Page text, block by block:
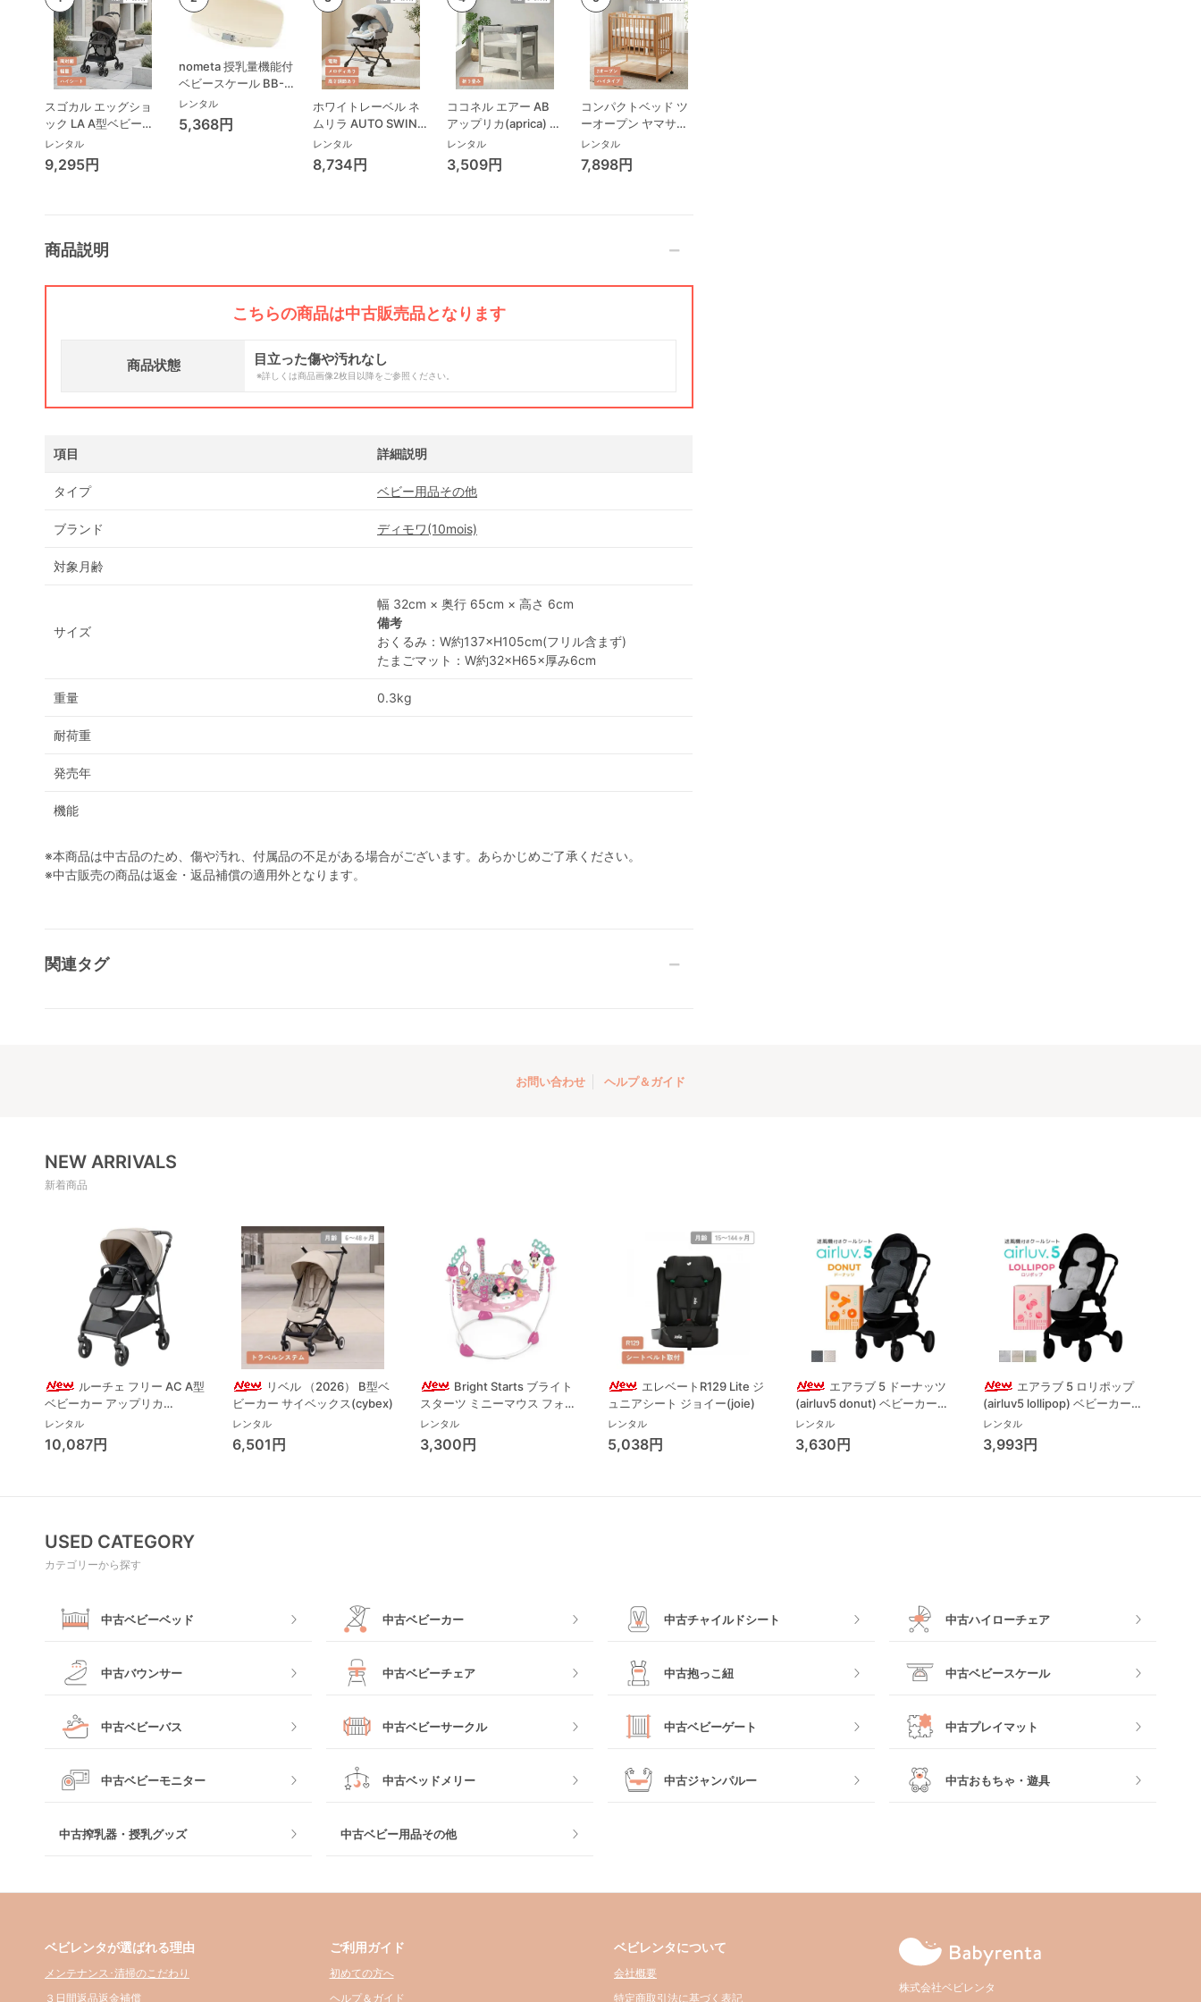
スゴカル エッグショ
ック LA A型ベビーカ
ー コンビ(Combi)
レンタル
9,295円
nometa 授乳量機能付
ベビースケール BB-
105 タニタ(TANITA)
ベビースケール・体重
計
レンタル
5,368円
ホワイトレーベル ネ
ムリラ AUTO SWING
BEDi Long スリープ
シェル EG コンビ
(Combi) ハイローチ
レンタル
8,734円
ココネル エアー AB
アップリカ(aprica) ミ
ニサイズ/コンパクト
ベビーベッド
レンタル
3,509円
コンパクトベッド ツ
ーオープン ヤマサキ
(Yamasaki) ミニサイ
ズ/コンパクトベビー
ベッド
レンタル
7,898円
商品説明
こちらの商品は中古販売品となります
商品状態 目立った傷や汚れなし
※詳しくは商品画像2枚目以降をご参照ください。
項目 詳細説明
タイプ ベビー用品その他
ブランド ディモワ(10mois)
対象月齢
サイズ
幅 32cm × 奥行 65cm × 高さ 6cm
備考
おくるみ：W約137×H105cm(フリル含まず)
たまごマット：W約32×H65×厚み6cm
重量 0.3kg
耐荷重
発売年
機能
※本商品は中古品のため、傷や汚れ、付属品の不足がある場合がございます。あらかじめご了承ください。
※中古販売の商品は返金・返品補償の適用外となります。
関連タグ
お問い合わせ ヘルプ＆ガイド
NEW ARRIVALS
新着商品
ルーチェ フリー AC A型
ベビーカー アップリカ
(Aprica) A型ベビーカー アッ
プリカ(Aprica)
レンタル
10,087円
リベル （2026） B型ベ
ビーカー サイベックス(cybex)
レンタル
6,501円
Bright Starts ブライト
スターツ ミニーマウス フォー
エバー ベストフレンド ジャン
パー ジャンパルー キッズツー
(Kids2)
レンタル
3,300円
エレベートR129 Lite ジ
ュニアシート ジョイー(joie)
レンタル
5,038円
エアラブ 5 ドーナッツ
(airluv5 donut) ベビーカーそ
の他 ポレッド(Poled)
レンタル
3,630円
エアラブ 5 ロリポップ
(airluv5 lollipop) ベビーカーそ
の他 ポレッド(Poled)
レンタル
3,993円
USED CATEGORY
カテゴリーから探す
中古ベビーベッド 中古ベビーカー 中古チャイルドシート 中古ハイローチェア
中古バウンサー 中古ベビーチェア 中古抱っこ紐 中古ベビースケール
中古ベビーバス 中古ベビーサークル 中古ベビーゲート 中古プレイマット
中古ベビーモニター 中古ベッドメリー 中古ジャンパルー 中古おもちゃ・遊具
中古搾乳器・授乳グッズ 中古ベビー用品その他
ベビレンタが選ばれる理由
メンテナンス･清掃のこだわり
３日間返品返金補償
ご利用ガイド
初めての方へ
ヘルプ＆ガイド
ベビレンタについて
会社概要
特定商取引法に基づく表記
株式会社ベビレンタ